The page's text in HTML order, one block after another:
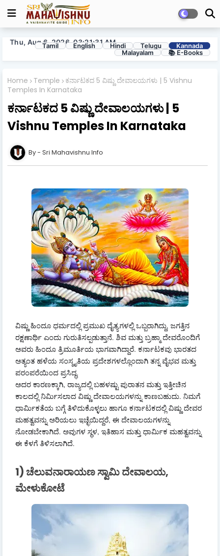
Thu, Aug 6, 2026, 03:21:32 AM
Tamil English Hindi Telugu
Kannada
Malayalam
📚 E-Books
Home Temple
ಕರ್ನಾಟಕದ 5 ವಿಷ್ಣು ದೇವಾಲಯಗಳು | 5 Vishnu
Temples In Karnataka
ಕರ್ನಾಟಕದ 5 ವಿಷ್ಣು ದೇವಾಲಯಗಳು | 5
Vishnu Temples In Karnataka
Sri Mahavishnu Info
ವಿಷ್ಣು ಹಿಂದೂ ಧರ್ಮದಲ್ಲಿ ಪ್ರಮುಖ ದೈತ್ಯಗಳಲ್ಲಿ ಒಬ್ಬರಾಗಿದ್ದು, ಜಗತ್ತಿನ
ರಕ್ಷಣಾರ್ಥಿ ಎಂದು ಗುರುತಿಸಲ್ಪಡುತ್ತಾನೆ. ಶಿವ ಮತ್ತು ಬ್ರಹ್ಮಾ ದೇವರೊಂದಿಗೆ
ಅವರು ಹಿಂದೂ ತ್ರಿಮೂರ್ತಿಯ ಭಾಗವಾಗಿದ್ದಾರೆ. ಕರ್ನಾಟಕವು ಭಾರತದ
ಅತ್ಯಂತ ಹಳೆಯ ಸಂಸ್ಕೃತಿಯ ಪ್ರದೇಶಗಳಲ್ಲೊಂದಾಗಿ ತನ್ನ ವೈಭವ ಮತ್ತು
ಪರಂಪರೆಯಿಂದ ಪ್ರಸಿದ್ಧ.
ಅದರ ಕಾರಣಕ್ಕಾಗಿ, ರಾಜ್ಯದಲ್ಲಿ ಬಹಳಷ್ಟು ಪುರಾತನ ಮತ್ತು ಇತ್ತೀಚಿನ
ಕಾಲದಲ್ಲಿ ನಿರ್ಮಿಸಲಾದ ವಿಷ್ಣು ದೇವಾಲಯಗಳನ್ನು ಕಾಣಬಹುದು. ನಿಮಗೆ
ಧಾರ್ಮಿಕತೆಯ ಬಗ್ಗೆ ತಿಳಿದುಕೊಳ್ಳಲು ಹಾಗೂ ಕರ್ನಾಟಕದಲ್ಲಿ ವಿಷ್ಣು ದೇವರ
ಮಹತ್ವವನ್ನು ಅರಿಯಲು ಇಚ್ಛೆಯಿದ್ದರೆ, ಈ ದೇವಾಲಯಗಳನ್ನು
ನೋಡಬೇಕಾಗಿದೆ. ಅವುಗಳ ಸ್ಥಳ, ಇತಿಹಾಸ ಮತ್ತು ಧಾರ್ಮಿಕ ಮಹತ್ವವನ್ನು
ಈ ಕೆಳಗೆ ತಿಳಿಸಲಾಗಿದೆ.
1) ಚೆಲುವನಾರಾಯಣ ಸ್ವಾಮಿ ದೇವಾಲಯ,
ಮೇಳುಕೋಟೆ